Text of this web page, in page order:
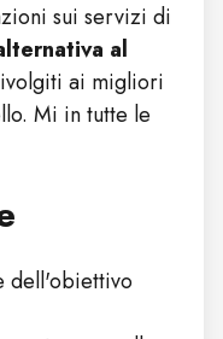
sui servizi di
al
ai migliori
Mi in tutte le
dell'obiettivo